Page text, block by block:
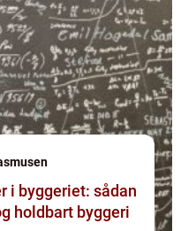
i byggeriet: sådan
holdbart byggeri